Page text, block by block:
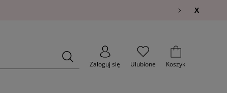
X
Zaloguj się
Ulubione Koszyk